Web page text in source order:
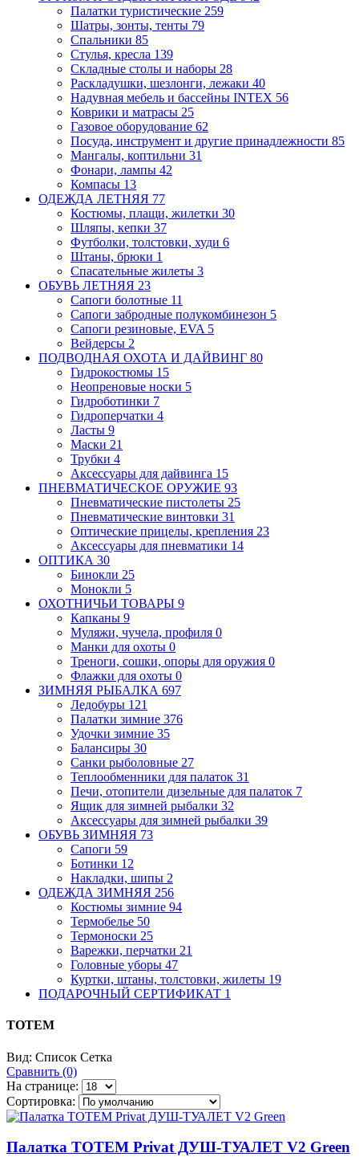
Палатки туристические 259
Шатры, зонты, тенты 79
Спальники 85
Стулья, кресла 139
Складные столы и наборы 28
Раскладушки, шезлонги, лежаки 40
Надувная мебель и бассейны INTEX 56
Коврики и матрасы 25
Газовое оборудование 62
Посуда, инструмент и другие принадлежности 85
Мангалы, коптильни 31
Фонари, лампы 42
Компасы 13
ОДЕЖДА ЛЕТНЯЯ 77
Костюмы, плащи, жилетки 30
Шляпы, кепки 37
Футболки, толстовки, худи 6
Штаны, брюки 1
Спасательные жилеты 3
ОБУВЬ ЛЕТНЯЯ 23
Сапоги болотные 11
Сапоги забродные полукомбинезон 5
Сапоги резиновые, EVA 5
Вейдерсы 2
ПОДВОДНАЯ ОХОТА И ДАЙВИНГ 80
Гидрокостюмы 15
Неопреновые носки 5
Гидроботинки 7
Гидроперчатки 4
Ласты 9
Маски 21
Трубки 4
Аксессуары для дайвинга 15
ПНЕВМАТИЧЕСКОЕ ОРУЖИЕ 93
Пневматические пистолеты 25
Пневматические винтовки 31
Оптические прицелы, крепления 23
Аксессуары для пневматики 14
ОПТИКА 30
Бинокли 25
Монокли 5
ОХОТНИЧЬИ ТОВАРЫ 9
Капканы 9
Муляжи, чучела, профиля 0
Манки для охоты 0
Треноги, сошки, опоры для оружия 0
Флажки для охоты 0
ЗИМНЯЯ РЫБАЛКА 697
Ледобуры 121
Палатки зимние 376
Удочки зимние 35
Балансиры 30
Санки рыболовные 27
Теплообменники для палаток 31
Печи, отопители дизельные для палаток 7
Ящик для зимней рыбалки 32
Аксессуары для зимней рыбалки 39
ОБУВЬ ЗИМНЯЯ 73
Сапоги 59
Ботинки 12
Накладки, шипы 2
ОДЕЖДА ЗИМНЯЯ 256
Костюмы зимние 94
Термобелье 50
Термоноски 25
Варежки, перчатки 21
Головные уборы 47
Куртки, штаны, толстовки, жилеты 19
ПОДАРОЧНЫЙ СЕРТИФИКАТ 1
TOTEM
Вид: Список Сетка
Сравнить (0)
На странице:
Сортировка:
Палатка TOTEM Privat ДУШ-ТУАЛЕТ V2 Green